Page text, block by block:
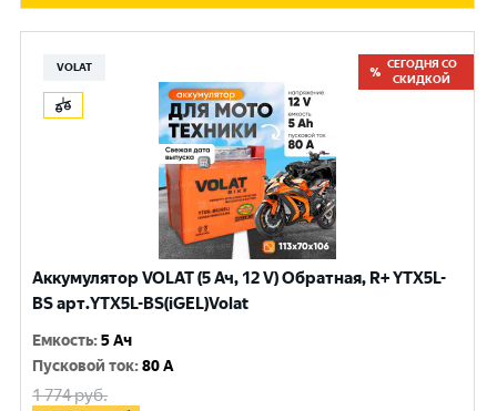
VOLAT
СЕГОДНЯ СО
СКИДКОЙ
Аккумулятор VOLAT (5 Ач, 12 V) Обратная, R+ YTX5L-
BS арт.YTX5L-BS(iGEL)Volat
Емкость:5 Ач
Пусковой ток:80 A
1 774руб.